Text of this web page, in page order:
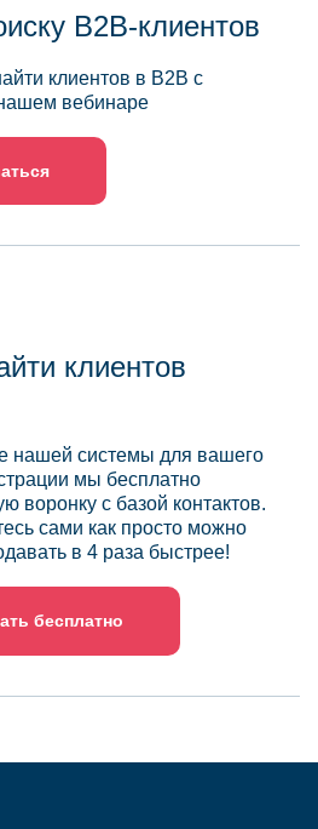
B2B-клиентов
клиентов в B2B с
вебинаре
клиентов
нашей системы для вашего
мы бесплатно
воронку с базой контактов.
сами как просто можно
в 4 раза быстрее!
бесплатно